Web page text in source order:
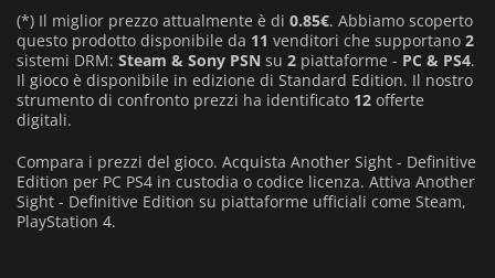
0.85€
(*) Il miglior prezzo attualmente è di 0.85€. Abbiamo scoperto
questo prodotto disponibile da 11 venditori che supportano 2
sistemi DRM: Steam & Sony PSN su 2 piattaforme - PC & PS4.
Il gioco è disponibile in edizione di Standard Edition. Il nostro
strumento di confronto prezzi ha identificato 12 offerte
digitali.
Compara i prezzi del gioco. Acquista Another Sight - Definitive
Edition per PC PS4 in custodia o codice licenza. Attiva Another
Sight - Definitive Edition su piattaforme ufficiali come Steam,
PlayStation 4.